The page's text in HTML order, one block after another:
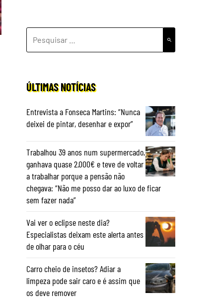
POR:
ÚLTIMAS NOTÍCIAS
Entrevista a Fonseca Martins: “Nunca
deixei de pintar, desenhar e expor”
Trabalhou 39 anos num supermercado,
ganhava quase 2.000€ e teve de voltar
a trabalhar porque a pensão não
chegava: “Não me posso dar ao luxo de ficar
sem fazer nada”
Vai ver o eclipse neste dia?
Especialistas deixam este alerta antes
de olhar para o céu
Carro cheio de insetos? Adiar a
limpeza pode sair caro e é assim que
os deve remover